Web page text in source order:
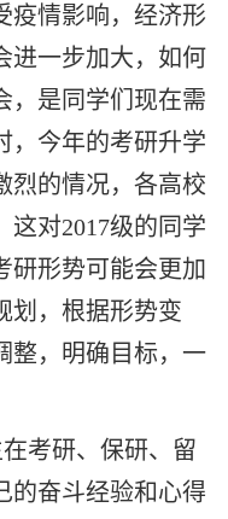
疫情影响，经济形
进一步加大，如何
，是同学们现在需
，今年的考研升学
烈的情况，各高校
这对2017级的同学
研形势可能会更加
划，根据形势变
整，明确目标，一
考研、保研、留
的奋斗经验和心得